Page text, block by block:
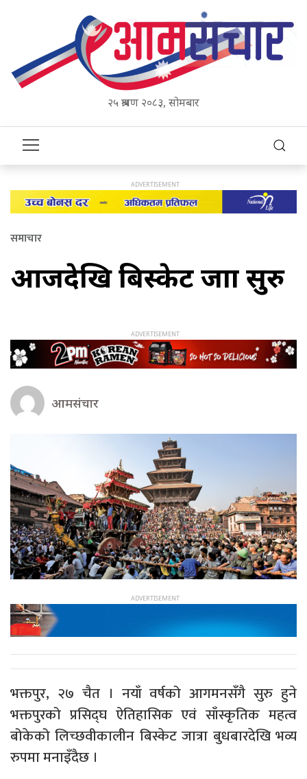
२५ श्रावण २०८३, सोमबार
समाचार
आजदेखि बिस्केट जात्रा सुरु
आमसंचार
भक्तपुर, २७ चैत । नयाँ वर्षको आगमनसंँगै सुरु हुने
भक्तपुरको प्रसिद्घ ऐतिहासिक एवं साँस्कृतिक महत्व
बोकेको लिच्छवीकालीन बिस्केट जात्रा बुधबारदेखि भव्य
रुपमा मनाइँदैछ ।